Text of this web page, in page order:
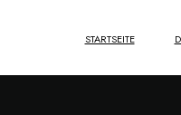
STARTSEITE